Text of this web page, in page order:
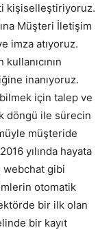
kişiselleştiriyoruz.
Müşteri İletişim
imza atıyoruz.
inanıyoruz.
için talep ve
döngü ile sürecin
müşteride
yılında hayata
webchat gibi
otomatik
bir ilk olan
bir kayıt